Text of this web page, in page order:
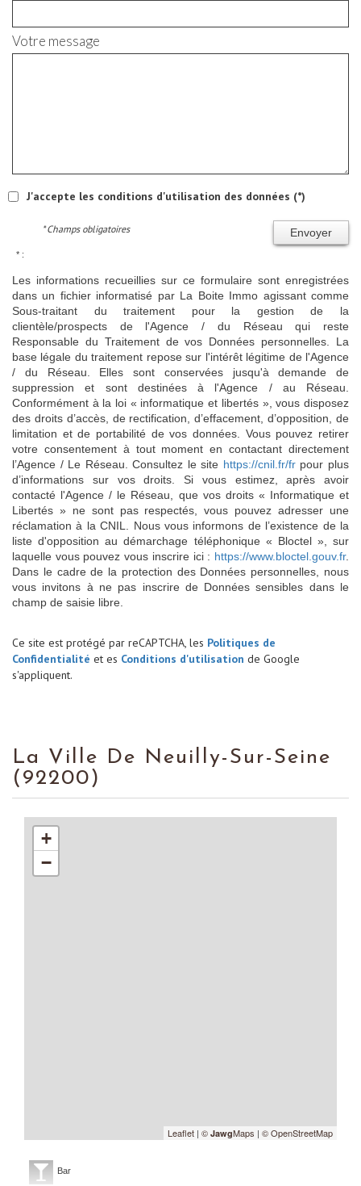
Votre message
J'accepte les conditions d'utilisation des données (*)
Envoyer
* Champs obligatoires
* :
Les informations recueillies sur ce formulaire sont enregistrées
dans un fichier informatisé par La Boite Immo agissant comme
Sous-traitant du traitement pour la gestion de la
clientèle/prospects de l'Agence / du Réseau qui reste
Responsable du Traitement de vos Données personnelles. La
base légale du traitement repose sur l'intérêt légitime de l'Agence
/ du Réseau. Elles sont conservées jusqu'à demande de
suppression et sont destinées à l'Agence / au Réseau.
Conformément à la loi « informatique et libertés », vous disposez
des droits d’accès, de rectification, d’effacement, d’opposition, de
limitation et de portabilité de vos données. Vous pouvez retirer
votre consentement à tout moment en contactant directement
l’Agence / Le Réseau. Consultez le site https://cnil.fr/frpour plus
d’informations sur vos droits. Si vous estimez, après avoir
contacté l'Agence / le Réseau, que vos droits « Informatique et
Libertés » ne sont pas respectés, vous pouvez adresser une
réclamation à la CNIL. Nous vous informons de l’existence de la
liste d'opposition au démarchage téléphonique « Bloctel », sur
laquelle vous pouvez vous inscrire ici : https://www.bloctel.gouv.fr.
Dans le cadre de la protection des Données personnelles, nous
vous invitons à ne pas inscrire de Données sensibles dans le
champ de saisie libre.
Ce site est protégé par reCAPTCHA, les Politiques de
Confidentialité et es Conditions d'utilisation de Google
s'appliquent.
La Ville De Neuilly-Sur-Seine
(92200)
+
−
Leaflet | © JawgMaps | © OpenStreetMap
Bar